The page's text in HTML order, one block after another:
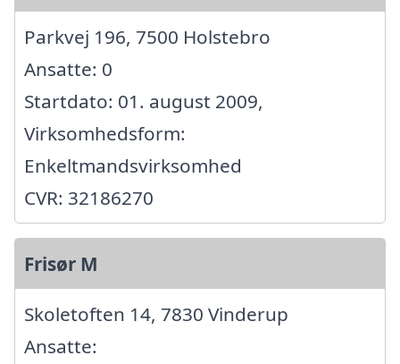
Parkvej 196, 7500 Holstebro
Ansatte: 0
Startdato: 01. august 2009,
Virksomhedsform:
Enkeltmandsvirksomhed
CVR: 32186270
Frisør M
Skoletoften 14, 7830 Vinderup
Ansatte: